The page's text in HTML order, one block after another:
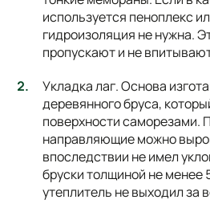
используется пеноплекс
гидроизоляция не нужна.
пропускают и не
Укладка лаг. Основа
деревянного бруса,
поверхности саморезами.
направляющие можно
впоследствии не имел
бруски толщиной не менее
утеплитель не выходил за